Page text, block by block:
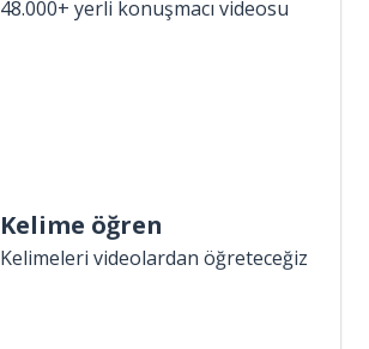
48.000+ yerli konuşmacı videosu
Kelime öğren
Kelimeleri videolardan öğreteceğiz